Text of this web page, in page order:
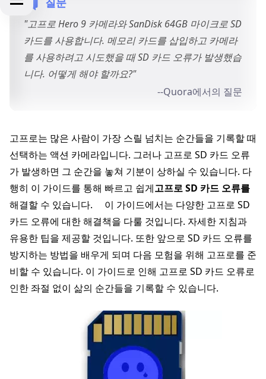
"고프로 Hero 9 카메라와 SanDisk 64GB 마이크로 SD
카드를 사용합니다. 메모리 카드를 삽입하고 카메라
를 사용하려고 시도했을 때 SD 카드 오류가 발생했습
니다. 어떻게 해야 할까요?"
--Quora에서의 질문
고프로는 많은 사람이 가장 스릴 넘치는 순간들을 기록할 때
선택하는 액션 카메라입니다. 그러나 고프로 SD 카드 오류
가 발생하면 그 순간을 놓쳐 기분이 상하실 수 있습니다. 다
행히 이 가이드를 통해 빠르고 쉽게고프로 SD 카드 오류를
해결할 수 있습니다. 이 가이드에서는 다양한 고프로 SD
카드 오류에 대한 해결책을 다룰 것입니다. 자세한 지침과
유용한 팁을 제공할 것입니다. 또한 앞으로 SD 카드 오류를
방지하는 방법을 배우게 되며 다음 모험을 위해 고프로를 준
비할 수 있습니다. 이 가이드로 인해 고프로 SD 카드 오류로
인한 좌절 없이 삶의 순간들을 기록할 수 있습니다.